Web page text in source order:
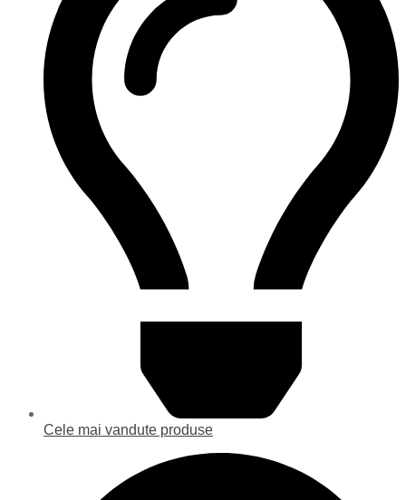
Cele mai vandute produse